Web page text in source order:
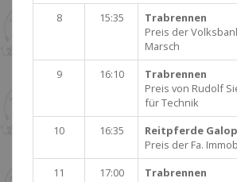
8
15:35
Trabrennen
Preis der
Marsch
9
16:10
Trabrennen
Preis von Rudolf
für Technik
10
16:35
Reitpferde
Preis der Fa.
11
17:00
Trabrennen